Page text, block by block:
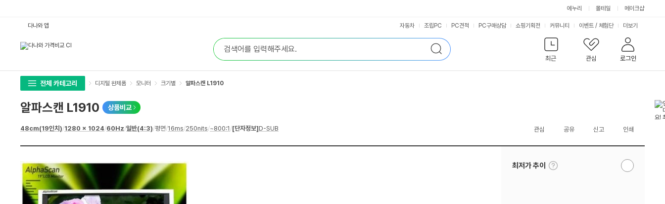
에누리 몰테일
메이크샵
합
검
색
검
색
최근
관심 로그인
다나와 앱 자동차 조립PC PC견적 PC구매상담 쇼핑기획전 커뮤니티 이벤트 / 체험단 서
비
스
더보기
전체 카테고리 디지털 완제품 모니터 크기별 알파스캔 L1910
알파스캔 L1910 상품비교
상
48cm(19인치)/1280 x 1024/60Hz/일반(4:3)/평면/16ms/250nits/~800:1 /[단자정보]D-SUB 관심 공유 신고 인쇄
최저가 추이
툴
팁
알